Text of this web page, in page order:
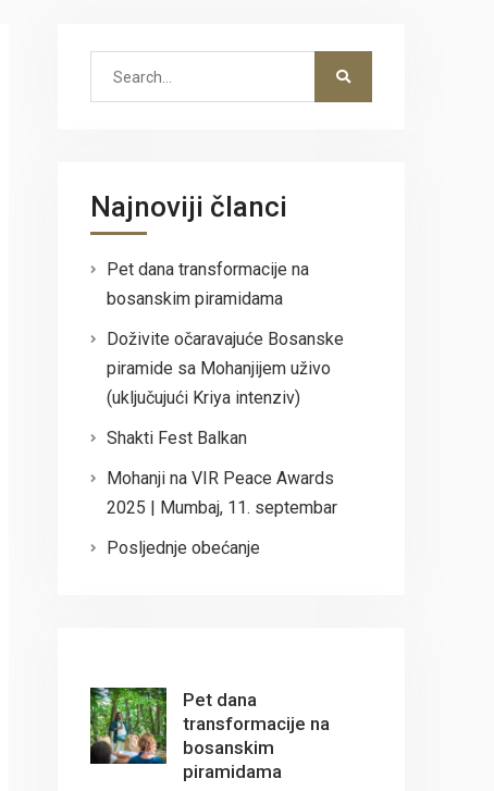
Najnoviji članci
Pet dana transformacije na
bosanskim piramidama
Doživite očaravajuće Bosanske
piramide sa Mohanjijem uživo
(uključujući Kriya intenziv)
Shakti Fest Balkan
Mohanji na VIR Peace Awards
2025 | Mumbaj, 11. septembar
Posljednje obećanje
Pet dana
transformacije na
bosanskim
piramidama